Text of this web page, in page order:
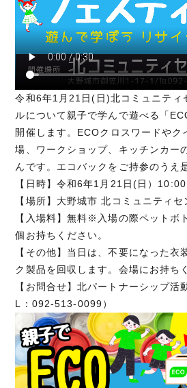
令和6年1月21日(日)北コミュニティ
ルについて親子で学んで遊べる「
開催します。ECOクロスワードやク
場、ワークショップ、キッチンカー
んです。エコバックをご持参のうえ
【日時】令和6年1月21日(日）
【場所】大野城市 北コミュニティセ
【入場料】無料※入場の際ペットボ
個お持ちください。
【その他】当日は、不要になった衣
ク製品を回収します。会場にお持ち
【お問合せ】北パートナーシップ活
L：092-513-0099）